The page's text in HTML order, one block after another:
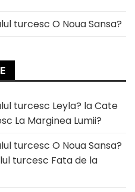
turcesc O Noua Sansa?
turcesc Leyla? laCate
La Marginea Lumii?
turcesc O Noua Sansa?
turcesc Fata de la